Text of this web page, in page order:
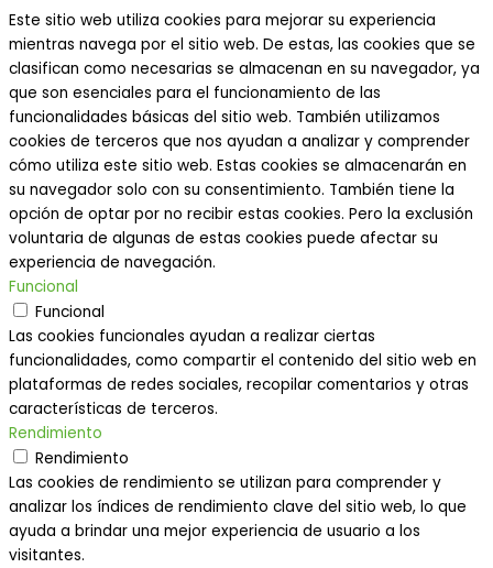
Este sitio web utiliza cookies para mejorar su experiencia
mientras navega por el sitio web. De estas, las cookies que se
clasifican como necesarias se almacenan en su navegador, ya
que son esenciales para el funcionamiento de las
funcionalidades básicas del sitio web. También utilizamos
cookies de terceros que nos ayudan a analizar y comprender
cómo utiliza este sitio web. Estas cookies se almacenarán en
su navegador solo con su consentimiento. También tiene la
opción de optar por no recibir estas cookies. Pero la exclusión
voluntaria de algunas de estas cookies puede afectar su
experiencia de navegación.
Funcional
Funcional
Las cookies funcionales ayudan a realizar ciertas
funcionalidades, como compartir el contenido del sitio web en
plataformas de redes sociales, recopilar comentarios y otras
características de terceros.
Rendimiento
Rendimiento
Las cookies de rendimiento se utilizan para comprender y
analizar los índices de rendimiento clave del sitio web, lo que
ayuda a brindar una mejor experiencia de usuario a los
visitantes.